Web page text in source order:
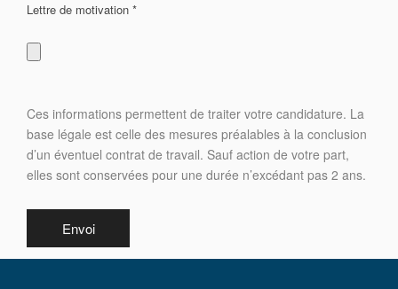
Lettre de motivation *
Ces informations permettent de traiter votre candidature. La
base légale est celle des mesures préalables à la conclusion
d’un éventuel contrat de travail. Sauf action de votre part,
elles sont conservées pour une durée n’excédant pas 2 ans.